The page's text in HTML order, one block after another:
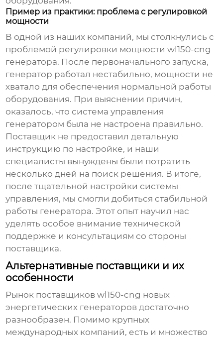
Пример из практики: проблема с регулировкой
мощности
В одной из наших компаний, мы столкнулись с
проблемой регулировки мощностиwl150-cng
генератора. После первоначального запуска,
генератор работал нестабильно, мощности не
хватало для обеспечения нормальной работы
оборудования. При выяснении причин,
оказалось, что система управления
генератором была не настроена правильно.
Поставщик не предоставил детальную
инструкцию по настройке, и наши
специалисты вынуждены были потратить
несколько дней на поиск решения. В итоге,
после тщательной настройки системы
управления, мы смогли добиться стабильной
работы генератора. Этот опыт научил нас
уделять особое внимание технической
поддержке и консультациям со стороны
поставщика.
Альтернативные поставщики и их
особенности
Рынок поставщиков wl150-cng новых
энергетических генераторов достаточно
разнообразен. Помимо крупных
международных компаний, есть и множество